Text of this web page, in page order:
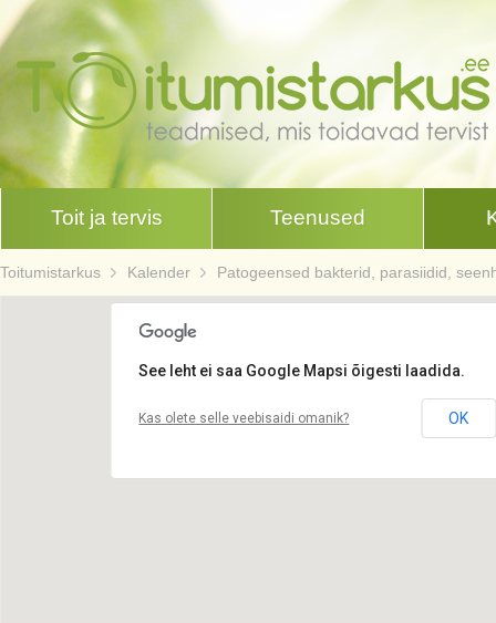
Toit ja tervis Teenused
Toitumistarkus Kalender Patogeensed bakterid, parasiidid,
See leht ei saa Google Mapsi õigesti laadida.
Kas olete selle veebisaidi omanik? OK